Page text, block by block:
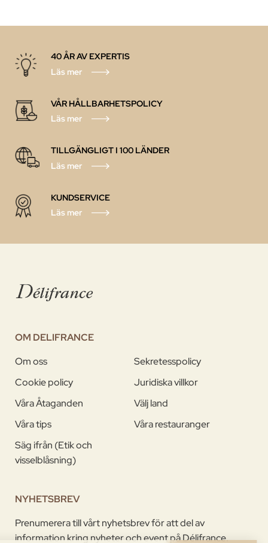
40 ÅR AV EXPERTIS
Läs mer
VÅR HÅLLBARHETSPOLICY
Läs mer
TILLGÄNGLIGT I 100 LÄNDER
Läs mer
KUNDSERVICE
Läs mer
OM DELIFRANCE
Om oss
Sekretesspolicy
Cookie policy
Juridiska villkor
Våra Åtaganden
Välj land
Våra tips
Våra restauranger
Säg ifrån (Etik och
visselblåsning)
NYHETSBREV
Prenumerera till vårt nyhetsbrev för att del av
information kring nyheter och event på Délifrance.